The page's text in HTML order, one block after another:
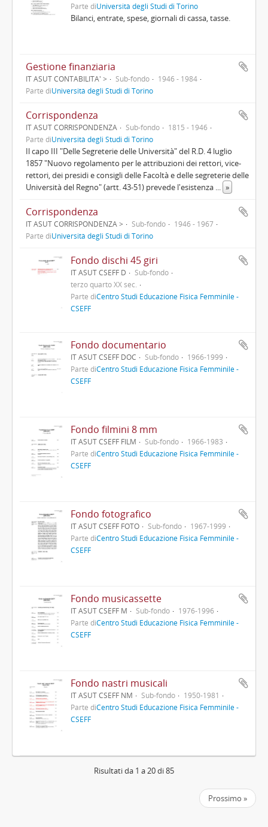
Parte diUniversità degli Studi di Torino
Bilanci, entrate, spese, giornali di cassa, tasse.
Gestione finanziaria
IT ASUT CONTABILITA' > Sub-fondo
1946 - 1984
Parte diUniversità degli Studi di Torino
Corrispondenza
IT ASUT CORRISPONDENZA Sub-fondo
1815 - 1946
Parte diUniversità degli Studi di Torino
Il capo III "Delle Segreterie delle Università" del R.D. 4 luglio
1857 "Nuovo regolamento per le attribuzioni dei rettori, vice-
rettori, dei presidi e consigli delle Facoltà e delle segreterie delle
Università del Regno" (artt. 43-51) prevede l'esistenza ... »
Corrispondenza
IT ASUT CORRISPONDENZA > Sub-fondo
1946 - 1967
Parte diUniversità degli Studi di Torino
Fondo dischi 45 giri
IT ASUT CSEFF D
Sub-fondo
terzo quarto XX sec.
Parte diCentro Studi Educazione Fisica Femminile -
CSEFF
Fondo documentario
IT ASUT CSEFF DOC Sub-fondo
1966-1999
Parte diCentro Studi Educazione Fisica Femminile -
CSEFF
Fondo filmini 8 mm
IT ASUT CSEFF FILM Sub-fondo
1966-1983
Parte diCentro Studi Educazione Fisica Femminile -
CSEFF
Fondo fotografico
IT ASUT CSEFF FOTO Sub-fondo
1967-1999
Parte diCentro Studi Educazione Fisica Femminile -
CSEFF
Fondo musicassette
IT ASUT CSEFF M Sub-fondo
1976-1996
Parte diCentro Studi Educazione Fisica Femminile -
CSEFF
Fondo nastri musicali
IT ASUT CSEFF NM Sub-fondo
1950-1981
Parte diCentro Studi Educazione Fisica Femminile -
CSEFF
Risultati da 1 a 20 di 85
Prossimo »